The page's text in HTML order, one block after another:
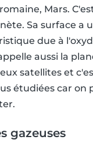
Mars.
Sa surface a
due à
aussi la
satellites et
étudiées car on
gazeuses